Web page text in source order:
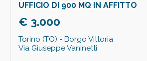
UFFICIO DI 900 MQ IN AFFITTO
€ 3.000
Torino (TO) - Borgo Vittoria
Via Giuseppe Vaninetti